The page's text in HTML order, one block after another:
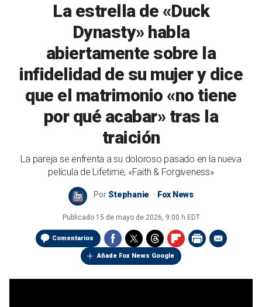
La estrella de «Duck
Dynasty» habla
abiertamente sobre la
infidelidad de su mujer y dice
que el matrimonio «no tiene
por qué acabar» tras la
traición
La pareja se enfrenta a su doloroso pasado en la nueva
película de Lifetime, «Faith & Forgiveness»
Por Stephanie Fox News
Publicado 15 de mayo de 2026, 9:00 h EDT
Comentarios
Añade Fox News Google